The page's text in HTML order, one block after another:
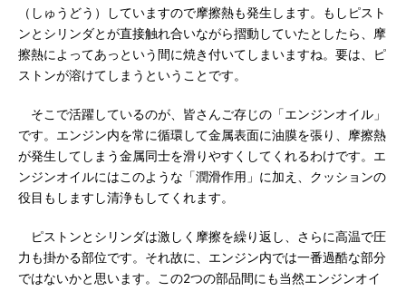
（しゅうどう）していますので摩擦熱も発生します。もしピスト
ンとシリンダとが直接触れ合いながら摺動していたとしたら、摩
擦熱によってあっという間に焼き付いてしまいますね。要は、ピ
ストンが溶けてしまうということです。
そこで活躍しているのが、皆さんご存じの「エンジンオイル」
です。エンジン内を常に循環して金属表面に油膜を張り、摩擦熱
が発生してしまう金属同士を滑りやすくしてくれるわけです。エ
ンジンオイルにはこのような「潤滑作用」に加え、クッションの
役目もしますし清浄もしてくれます。
ピストンとシリンダは激しく摩擦を繰り返し、さらに高温で圧
力も掛かる部位です。それ故に、エンジン内では一番過酷な部分
ではないかと思います。この2つの部品間にも当然エンジンオイ